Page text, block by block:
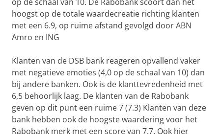
hoogst op de totale waardecreatie richting klanten
met een 6.9, op ruime afstand gevolgd door ABN
Amro en ING
Klanten van de DSB bank reageren opvallend vaker
met negatieve emoties (4,0 op de schaal van 10) dan
bij andere banken. Ook is de klanttevredenheid met
6,5 behoorlijk laag. De klanten van de Rabobank
geven op dit punt een ruime 7 (7.3) Klanten van deze
bank hebben ook de hoogste waardering voor het
Rabobank merk met een score van 7.7. Ook hier